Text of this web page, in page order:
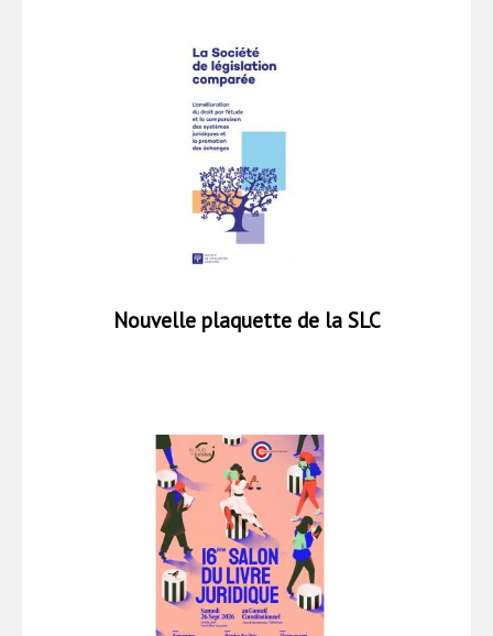
Nouvelle plaquette de la SLC